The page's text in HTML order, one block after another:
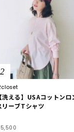
2
【洗える】USAコットンロ
リーブTシャツ